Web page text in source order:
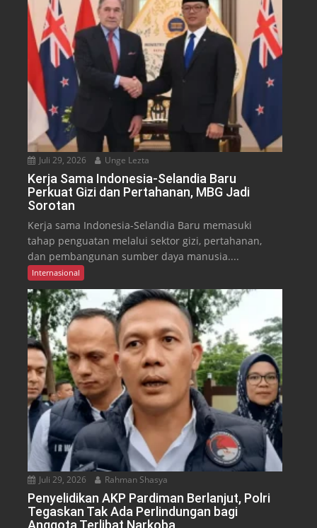
Juli 29, 2026 Unge Lezta
Kerja Sama Indonesia-Selandia Baru
Perkuat Gizi dan Pertahanan, MBG Jadi
Sorotan
Kerja sama Indonesia-Selandia Baru memasuki
tahap penguatan melalui sektor gizi, pertahanan,
dan pembangunan sumber daya manusia....
Internasional
Juli 29, 2026 Rahman Shasya
Penyelidikan AKP Pardiman Berlanjut, Polri
Tegaskan Tak Ada Perlindungan bagi
Anggota Terlibat Narkoba